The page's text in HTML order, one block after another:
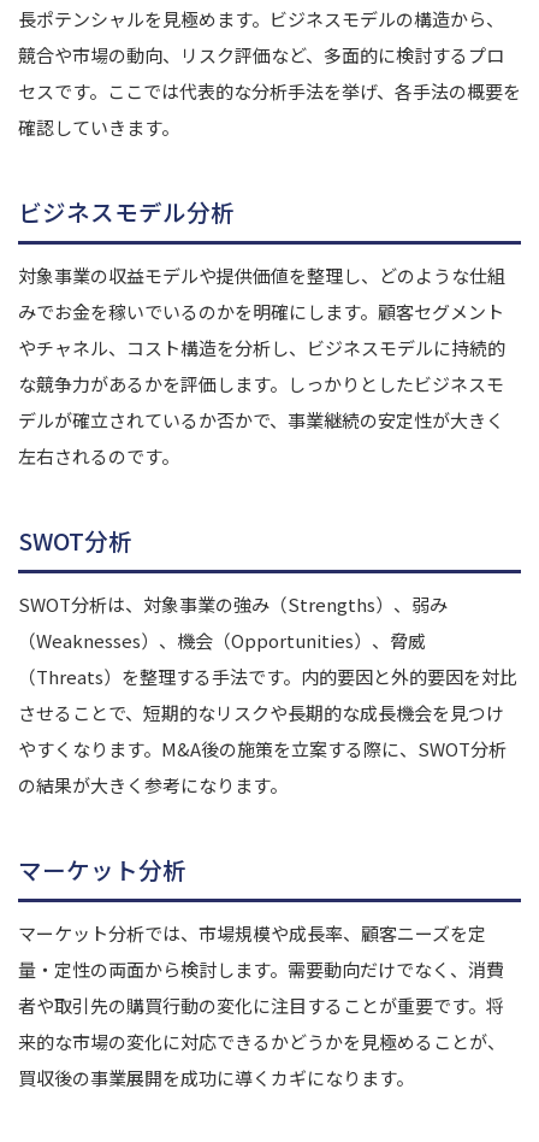
長ポテンシャルを見極めます。ビジネスモデルの構造から、
競合や市場の動向、リスク評価など、多面的に検討するプロ
セスです。ここでは代表的な分析手法を挙げ、各手法の概要を
確認していきます。
ビジネスモデル分析
対象事業の収益モデルや提供価値を整理し、どのような仕組
みでお金を稼いでいるのかを明確にします。顧客セグメント
やチャネル、コスト構造を分析し、ビジネスモデルに持続的
な競争力があるかを評価します。しっかりとしたビジネスモ
デルが確立されているか否かで、事業継続の安定性が大きく
左右されるのです。
SWOT分析
SWOT分析は、対象事業の強み（Strengths）、弱み
（Weaknesses）、機会（Opportunities）、脅威
（Threats）を整理する手法です。内的要因と外的要因を対比
させることで、短期的なリスクや長期的な成長機会を見つけ
やすくなります。M&A後の施策を立案する際に、SWOT分析
の結果が大きく参考になります。
マーケット分析
マーケット分析では、市場規模や成長率、顧客ニーズを定
量・定性の両面から検討します。需要動向だけでなく、消費
者や取引先の購買行動の変化に注目することが重要です。将
来的な市場の変化に対応できるかどうかを見極めることが、
買収後の事業展開を成功に導くカギになります。